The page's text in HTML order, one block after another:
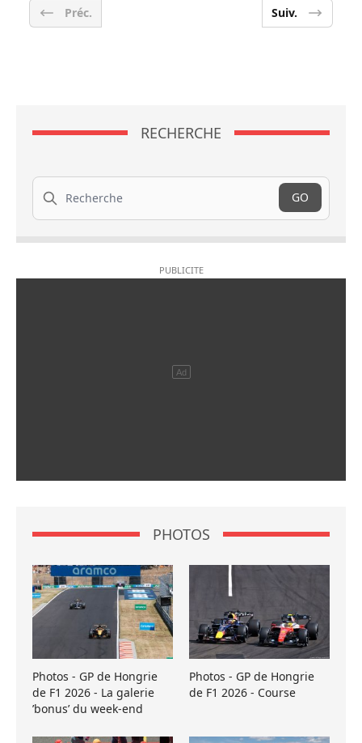
Préc. Suiv.
RECHERCHE
Recherche
GO
PHOTOS
Photos - GP de Hongrie
de F1 2026 - La galerie
’bonus’ du week-end
Photos - GP de Hongrie
de F1 2026 - Course